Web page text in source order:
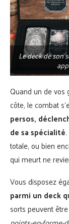
Le deck de son
Quand un de vos
côte, le combat
persos,
de sa spécialité
totale, ou bien
qui meurt ne
Vous disposez
parmi un deck
sorts peuvent